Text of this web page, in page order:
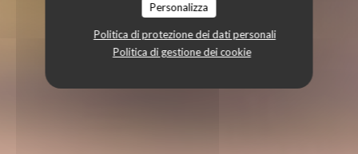
Personalizza
Politica di protezione dei dati personali
Politica di gestione dei cookie